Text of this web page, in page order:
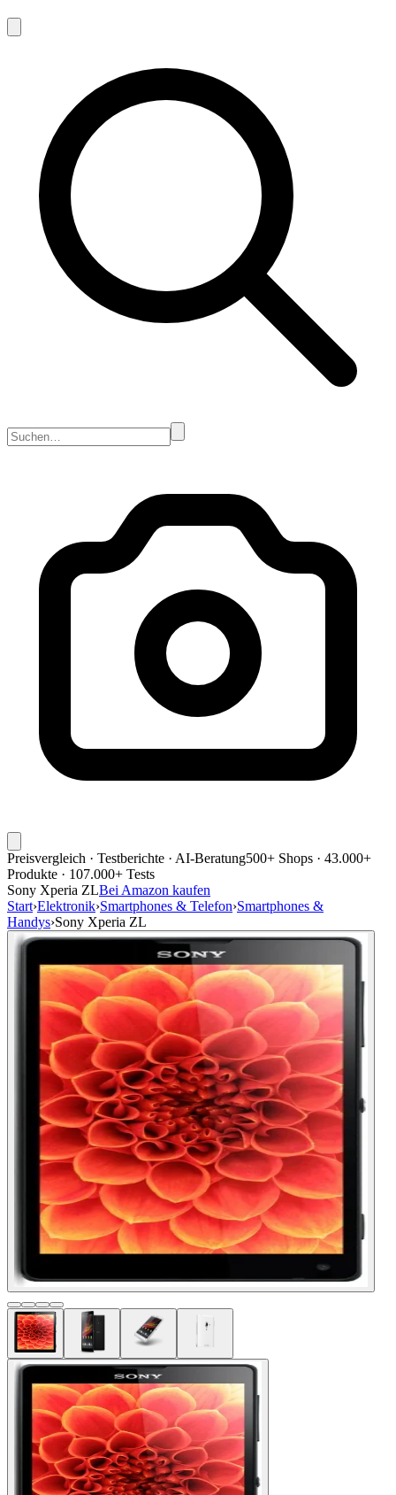
Preisvergleich · Testberichte · AI-Beratung500+ Shops · 43.000+
Produkte · 107.000+ Tests
Sony Xperia ZLBei Amazon kaufen
Start›Elektronik›Smartphones & Telefon›Smartphones &
Handys›Sony Xperia ZL